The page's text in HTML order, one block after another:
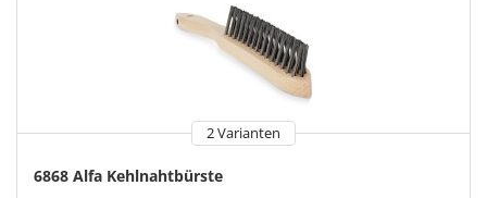
2 Varianten
6868 Alfa Kehlnahtbürste